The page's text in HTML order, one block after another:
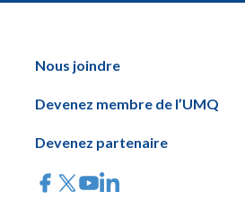
Nous joindre
Devenez membre de l’UMQ
Devenez partenaire